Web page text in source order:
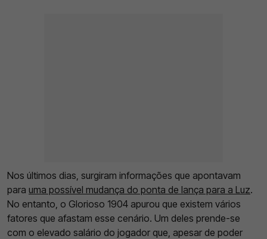
Nos últimos dias, surgiram informações que apontavam
para uma possível mudança do ponta de lança para a Luz.
No entanto, o Glorioso 1904 apurou que existem vários
fatores que afastam esse cenário. Um deles prende-se
com o elevado salário do jogador que, apesar de poder